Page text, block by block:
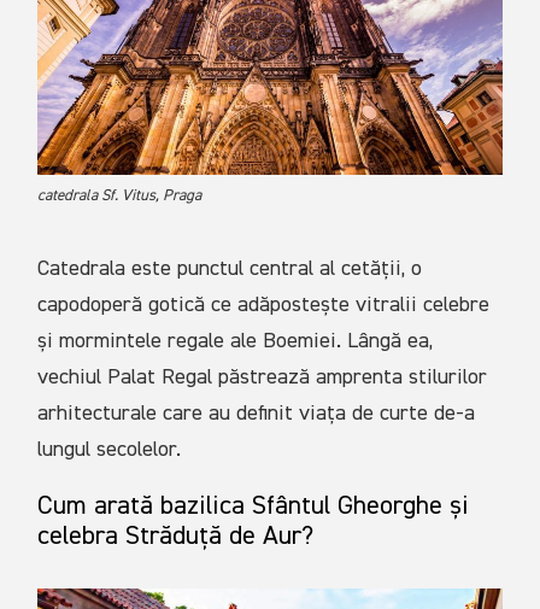
catedrala Sf. Vitus, Praga
Catedrala este punctul central al cetății, o
capodoperă gotică ce adăpostește vitralii celebre
și mormintele regale ale Boemiei. Lângă ea,
vechiul Palat Regal păstrează amprenta stilurilor
arhitecturale care au definit viața de curte de-a
lungul secolelor.
Cum arată bazilica Sfântul Gheorghe și
celebra Străduță de Aur?